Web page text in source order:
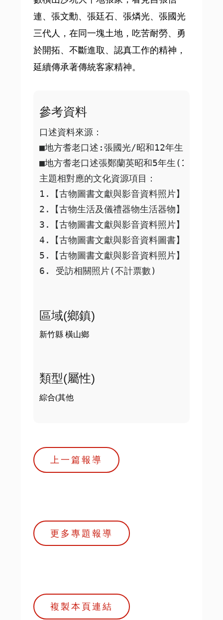
連、張文勳、張廷石、張燐光、張國光
三代人，在同一塊土地，吃苦耐勞、勇
於開拓、不斷進取、認真工作的精神，
延續傳承著傳統客家精神。
參考資料
口述資料來源：
■地方耆老口述:張國光/昭和12年生
■地方耆老口述張鄭蘭英昭和5年生(1930
主題相對應的文化資源項目：
1.【古物圖書文獻與影音資料照片】日昭和
2.【古物生活及儀禮器物生活器物】日昭和7
3.【古物圖書文獻與影音資料照片】日大正9
4.【古物圖書文獻與影音資料圖書】清光緒
5.【古物圖書文獻與影音資料照片】日昭和
6. 受訪相關照片(不計票數)
區域(鄉鎮)
新竹縣 橫山鄉
類型(屬性)
綜合(其他
上一篇報導
更多專題報導
複製本頁連結